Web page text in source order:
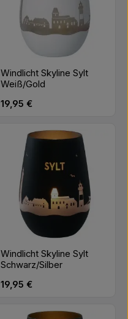
Windlicht Skyline Sylt
Weiß/Gold
Regulärer Preis:
19,95 €
Windlicht Skyline Sylt
Schwarz/Silber
Regulärer Preis:
19,95 €